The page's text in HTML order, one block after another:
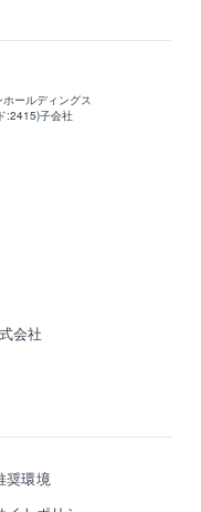
ホールディングス
:2415)子会社
会社
奨環境